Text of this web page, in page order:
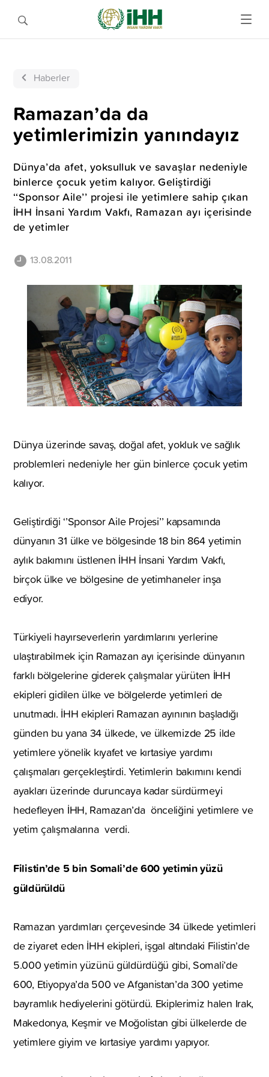
Haberler
Ramazan’da da
yetimlerimizin yanındayız
Dünya’da afet, yoksulluk ve savaşlar nedeniyle
binlerce çocuk yetim kalıyor. Geliştirdiği
‘‘Sponsor Aile’’ projesi ile yetimlere sahip çıkan
İHH İnsani Yardım Vakfı, Ramazan ayı içerisinde
de yetimler
13.08.2011
Dünya üzerinde savaş, doğal afet, yokluk ve sağlık
problemleri nedeniyle her gün binlerce çocuk yetim
kalıyor.
Geliştirdiği ‘’Sponsor Aile Projesi’’ kapsamında
dünyanın 31 ülke ve bölgesinde 18 bin 864 yetimin
aylık bakımını üstlenen İHH İnsani Yardım Vakfı,
birçok ülke ve bölgesine de yetimhaneler inşa
ediyor.
Türkiyeli hayırseverlerin yardımlarını yerlerine
ulaştırabilmek için Ramazan ayı içerisinde dünyanın
farklı bölgelerine giderek çalışmalar yürüten İHH
ekipleri gidilen ülke ve bölgelerde yetimleri de
unutmadı. İHH ekipleri Ramazan ayınının başladığı
günden bu yana 34 ülkede, ve ülkemizde 25 ilde
yetimlere yönelik kıyafet ve kırtasiye yardımı
çalışmaları gerçekleştirdi. Yetimlerin bakımını kendi
ayakları üzerinde duruncaya kadar sürdürmeyi
hedefleyen İHH, Ramazan’da önceliğini yetimlere ve
yetim çalışmalarına verdi.
Filistin’de 5 bin Somali’de 600 yetimin yüzü
güldürüldü
Ramazan yardımları çerçevesinde 34 ülkede yetimleri
de ziyaret eden İHH ekipleri, işgal altındaki Filistin’de
5.000 yetimin yüzünü güldürdüğü gibi, Somali’de
600, Etiyopya’da 500 ve Afganistan’da 300 yetime
bayramlık hediyelerini götürdü. Ekiplerimiz halen Irak,
Makedonya, Keşmir ve Moğolistan gibi ülkelerde de
yetimlere giyim ve kırtasiye yardımı yapıyor.